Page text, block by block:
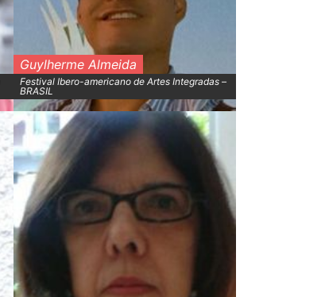
Guylherme Almeida
Festival Ibero-americano de Artes Integradas –
BRASIL